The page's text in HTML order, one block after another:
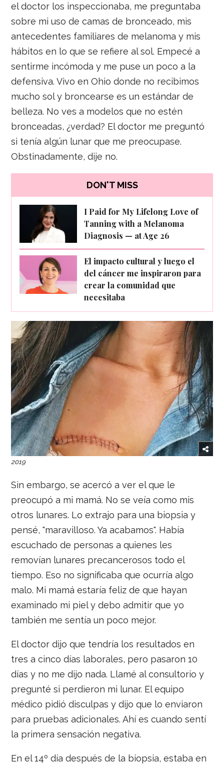
el doctor los inspeccionaba, me preguntaba
sobre mi uso de camas de bronceado, mis
antecedentes familiares de melanoma y mis
hábitos en lo que se refiere al sol. Empecé a
sentirme incómoda y me puse un poco a la
defensiva. Vivo en Ohio donde no recibimos
mucho sol y broncearse es un estándar de
belleza. No ves a modelos que no estén
bronceadas, ¿verdad? El doctor me preguntó
si tenía algún lunar que me preocupase.
Obstinadamente, dije no.
DON'T MISS
I Paid for My Lifelong Love of
Tanning with a Melanoma
Diagnosis — at Age 26
El impacto cultural y luego el
del cáncer me inspiraron para
crear la comunidad que
necesitaba
2019
Sin embargo, se acercó a ver el que le
preocupó a mi mamá. No se veía como mis
otros lunares. Lo extrajo para una biopsia y
pensé, "maravilloso. Ya acabamos". Había
escuchado de personas a quienes les
removían lunares precancerosos todo el
tiempo. Eso no significaba que ocurría algo
malo. Mi mamá estaría feliz de que hayan
examinado mi piel y debo admitir que yo
también me sentía un poco mejor.
El doctor dijo que tendría los resultados en
tres a cinco días laborales, pero pasaron 10
días y no me dijo nada. Llamé al consultorio y
pregunté si perdieron mi lunar. El equipo
médico pidió disculpas y dijo que lo enviaron
para pruebas adicionales. Ahí es cuando sentí
la primera sensación negativa.
En el 14º día después de la biopsia, estaba en